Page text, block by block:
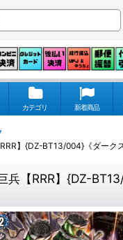
カテゴリ 新着商品
】{DZ-BT13/004}《ダーク
兵【RRR】{DZ-